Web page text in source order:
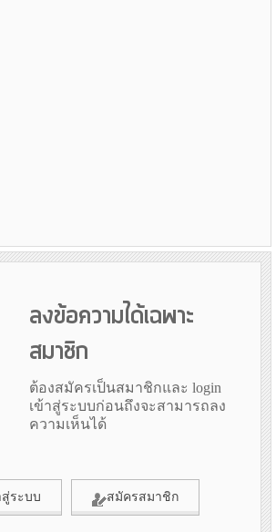
ลงข้อความได้เฉพาะ
สมาชิก
ต้องสมัครเป็นสมาชิกและ login
เข้าสู่ระบบก่อนถึงจะสามารถลง
ความเห็นได้
สู่ระบบ สมัครสมาชิก